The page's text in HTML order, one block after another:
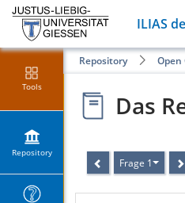
ILIAS
Tools
Repository
Repository Open
Das
Frage 1